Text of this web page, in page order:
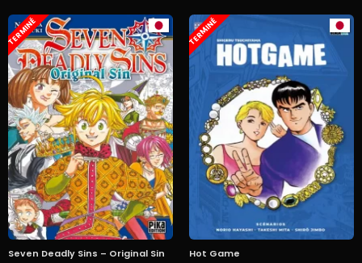
TERMINÉ
Seven Deadly Sins – Original Sin
TERMINÉ
Hot Game